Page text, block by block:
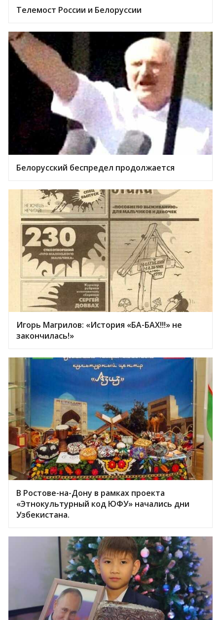
Телемост России и Белоруссии
Белорусский беспредел продолжается
Игорь Магрилов: «История «БА-БАХ!!!» не
закончилась!»
В Ростове-на-Дону в рамках проекта
«Этнокультурный код ЮФУ» начались дни
Узбекистана.